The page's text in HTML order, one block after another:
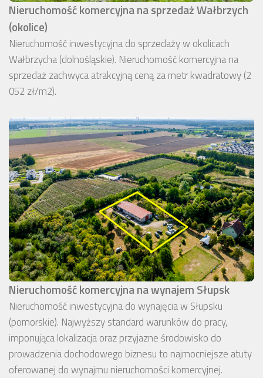
Nieruchomość komercyjna na sprzedaż Wałbrzych
(okolice)
Nieruchomość inwestycyjna do sprzedaży w okolicach
Wałbrzycha (dolnośląskie). Nieruchomość komercyjna na
sprzedaż zachwyca atrakcyjną ceną za metr kwadratowy (2
052 zł/m2).
Nieruchomość komercyjna na wynajem Słupsk
Nieruchomość inwestycyjna do wynajęcia w Słupsku
(pomorskie). Najwyższy standard warunków do pracy,
imponująca lokalizacja oraz przyjazne środowisko do
prowadzenia dochodowego biznesu to najmocniejsze atuty
oferowanej do wynajmu nieruchomości komercyjnej.